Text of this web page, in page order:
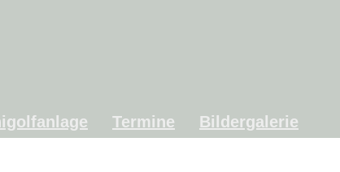
Termine Bildergalerie